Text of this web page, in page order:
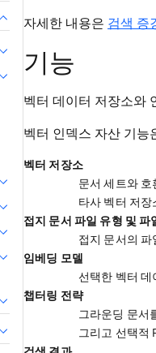
자세한 내용은 검색 증
기능
벡터 데이터 저장소와
벡터 인덱스 자산 기능
벡터 저장소
문서 세트와
타사 벡터 저
접지 문서 파일 유형 및 파
접지 문서의
임베딩 모델
선택한 벡터
챕터링 전략
그라운딩 문서
그리고 선택적